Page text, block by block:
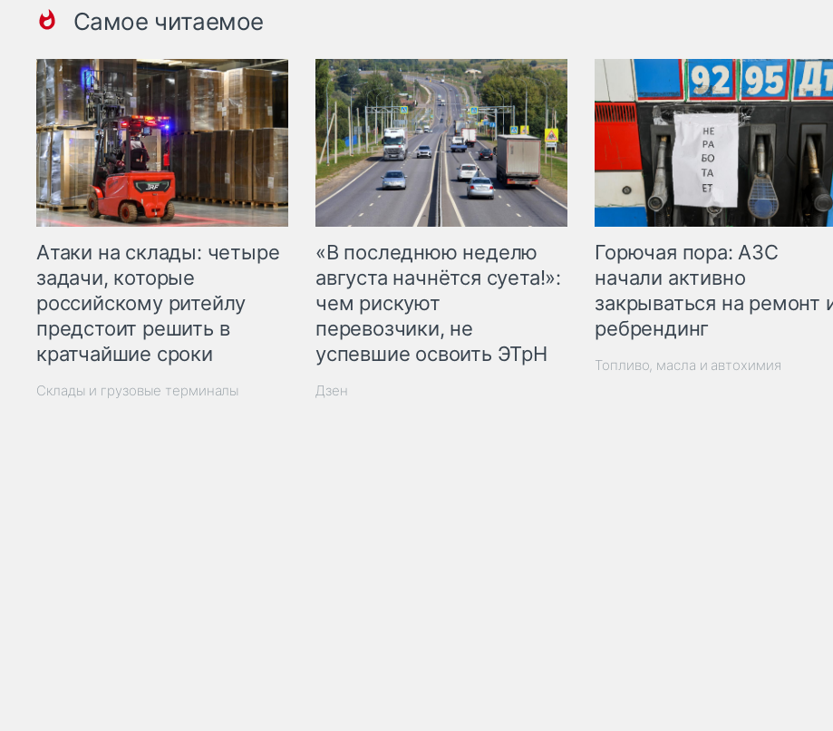
Самое читаемое
Атаки на склады: четыре
задачи, которые
российскому ритейлу
предстоит решить в
кратчайшие сроки
Склады и грузовые терминалы
«В последнюю неделю
августа начнётся суета!»:
чем рискуют
перевозчики, не
успевшие освоить ЭТрН
Дзен
Горючая пора: АЗС
начали активно
закрываться на ремонт
ребрендинг
Топливо, масла и автохимия